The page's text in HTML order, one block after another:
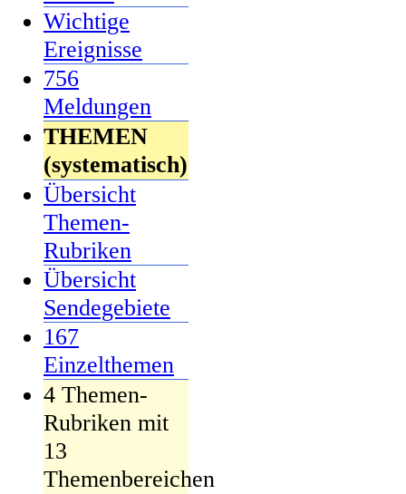
Wichtige
Ereignisse
756
Meldungen
THEMEN
(systematisch)
Übersicht
Themen-
Rubriken
Übersicht
Sendegebiete
167
Einzelthemen
4 Themen-
Rubriken mit
13
Themenbereichen